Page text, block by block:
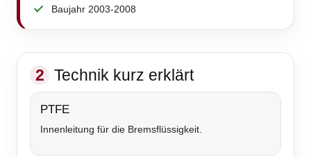
Baujahr 2003-2008
2 Technik kurz erklärt
PTFE
Innenleitung für die Bremsflüssigkeit.